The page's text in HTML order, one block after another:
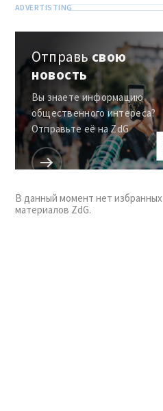
Отправьсвою
новость
Вы знаете информацию
общественного интереса?
Отправьте её на ZdG
В данный момент нет избранных
материалов ZdG.